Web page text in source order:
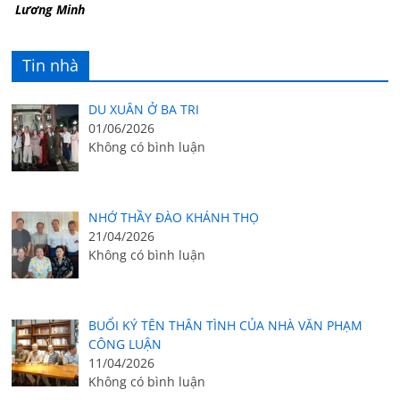
Lương Minh
Tin nhà
DU XUÂN Ở BA TRI
01/06/2026
Không có bình luận
NHỚ THẦY ĐÀO KHÁNH THỌ
21/04/2026
Không có bình luận
BUỔI KÝ TÊN THÂN TÌNH CỦA NHÀ VĂN PHẠM
CÔNG LUẬN
11/04/2026
Không có bình luận